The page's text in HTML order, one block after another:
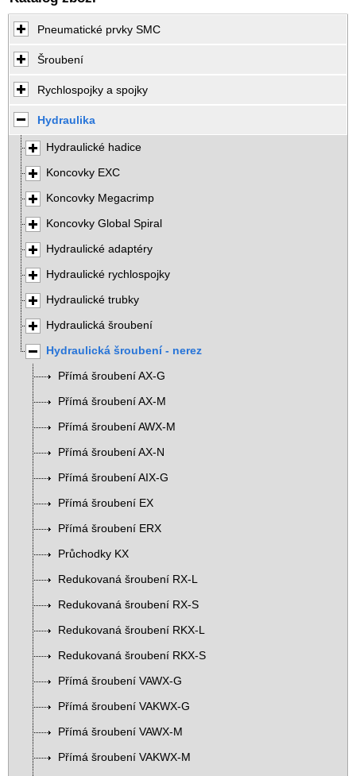
Pneumatické prvky SMC
Šroubení
Rychlospojky a spojky
Hydraulika
Hydraulické hadice
Koncovky EXC
Koncovky Megacrimp
Koncovky Global Spiral
Hydraulické adaptéry
Hydraulické rychlospojky
Hydraulické trubky
Hydraulická šroubení
Hydraulická šroubení - nerez
Přímá šroubení AX-G
Přímá šroubení AX-M
Přímá šroubení AWX-M
Přímá šroubení AX-N
Přímá šroubení AIX-G
Přímá šroubení EX
Přímá šroubení ERX
Průchodky KX
Redukovaná šroubení RX-L
Redukovaná šroubení RX-S
Redukovaná šroubení RKX-L
Redukovaná šroubení RKX-S
Přímá šroubení VAWX-G
Přímá šroubení VAKWX-G
Přímá šroubení VAWX-M
Přímá šroubení VAKWX-M